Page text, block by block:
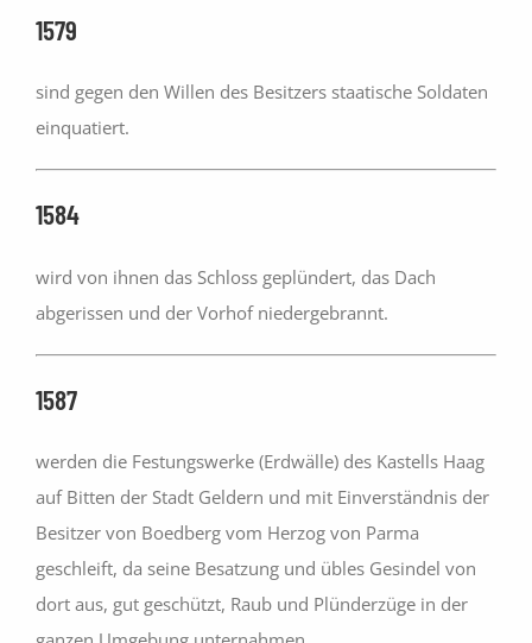
1579
sind gegen den Willen des Besitzers staatische Soldaten
einquatiert.
1584
wird von ihnen das Schloss geplündert, das Dach
abgerissen und der Vorhof niedergebrannt.
1587
werden die Festungswerke (Erdwälle) des Kastells Haag
auf Bitten der Stadt Geldern und mit Einverständnis der
Besitzer von Boedberg vom Herzog von Parma
geschleift, da seine Besatzung und übles Gesindel von
dort aus, gut geschützt, Raub und Plünderzüge in der